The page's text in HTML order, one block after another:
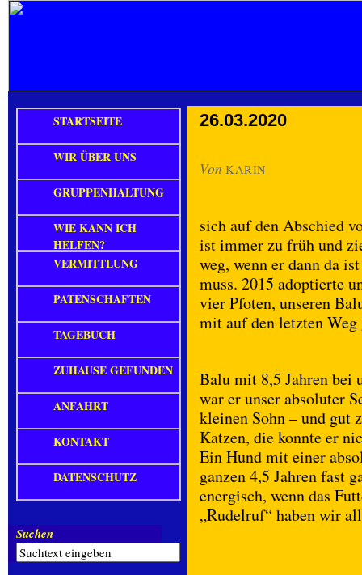
26.03.2020
Von KARIN
sich auf den Abschied
ist immer zu früh und
weg, wenn er dann da
muss. 2015 adoptierte
vier Pfoten, unseren
mit auf den letzten Weg
Balu mit 8,5 Jahren bei
war er unser absoluter
kleinen Sohn – und gut
Katzen, die konnte er
Ein Hund mit einer
ganzen 4,5 Jahren fast
energisch, wenn das
„Rudelruf“ haben wir
STARTSEITE
WIR ÜBER UNS
GRUPPENHALTUNG
WIE KANN ICH
HELFEN?
VERMITTLUNG
PATENSCHAFTEN
TAGEBUCH
ZUHAUSE GEFUNDEN
ANFAHRT
KONTAKT
DATENSCHUTZ
Suchen